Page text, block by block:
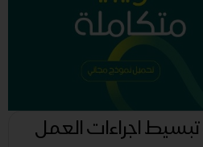
تبسيط اجراءات العمل